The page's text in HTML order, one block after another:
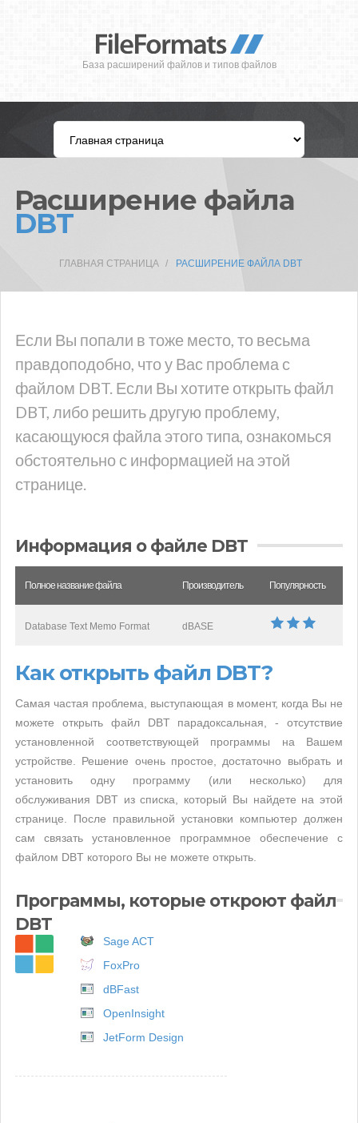
База расширений файлов и типов файлов
Расширение файла
DBT
ГЛАВНАЯ СТРАНИЦА РАСШИРЕНИЕ ФАЙЛА DBT
Если Вы попали в тоже место, то весьма
правдоподобно, что у Вас проблема с
файлом DBT. Если Вы хотите открыть файл
DBT, либо решить другую проблему,
касающуюся файла этого типа, ознакомься
обстоятельно с информацией на этой
странице.
Информация о файле DBT
Полное название файла Производитель Популярность
Database Text Memo Format dBASE
Как открыть файл DBT?
Самая частая проблема, выступающая в момент, когда Вы не
можете открыть файл DBT парадоксальная, - отсутствие
установленной соответствующей программы на Вашем
устройстве. Решение очень простое, достаточно выбрать и
установить одну программу (или несколько) для
обслуживания DBT из списка, который Вы найдете на этой
странице. После правильной установки компьютер должен
сам связать установленное программное обеспечение с
файлом DBT которого Вы не можете открыть.
Программы, которые откроют файл
DBT
Sage ACT
FoxPro
dBFast
OpenInsight
JetForm Design